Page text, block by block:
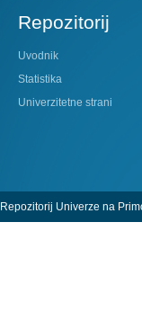
Repozitorij
Uvodnik
Statistika
Univerzitetne strani
Repozitorij Univerze na